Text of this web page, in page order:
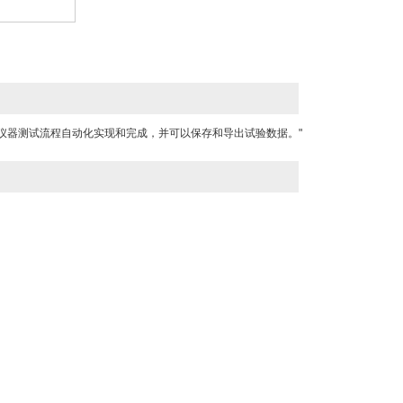
测试流程自动化实现和完成，并可以保存和导出试验数据。"